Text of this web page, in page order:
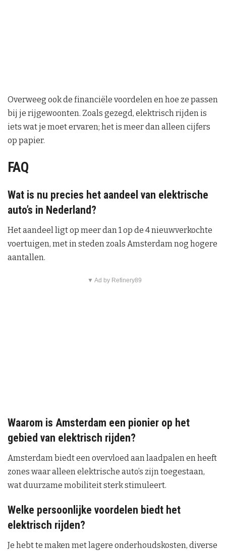
Overweeg ook de financiële voordelen en hoe ze passen
bij je rijgewoonten. Zoals gezegd, elektrisch rijden is
iets wat je moet ervaren; het is meer dan alleen cijfers
op papier.
FAQ
Wat is nu precies het aandeel van elektrische
auto’s in Nederland?
Het aandeel ligt op meer dan 1 op de 4 nieuwverkochte
voertuigen, met in steden zoals Amsterdam nog hogere
aantallen.
▼ Ad by Refinery89
Waarom is Amsterdam een pionier op het
gebied van elektrisch rijden?
Amsterdam biedt een overvloed aan laadpalen en heeft
zones waar alleen elektrische auto’s zijn toegestaan,
wat duurzame mobiliteit sterk stimuleert.
Welke persoonlijke voordelen biedt het
elektrisch rijden?
Je hebt te maken met lagere onderhoudskosten, diverse